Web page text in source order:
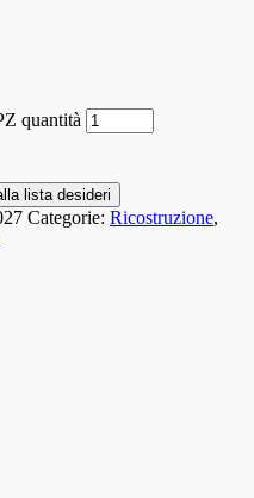
quantità
lista desideri
Categorie: Ricostruzione,